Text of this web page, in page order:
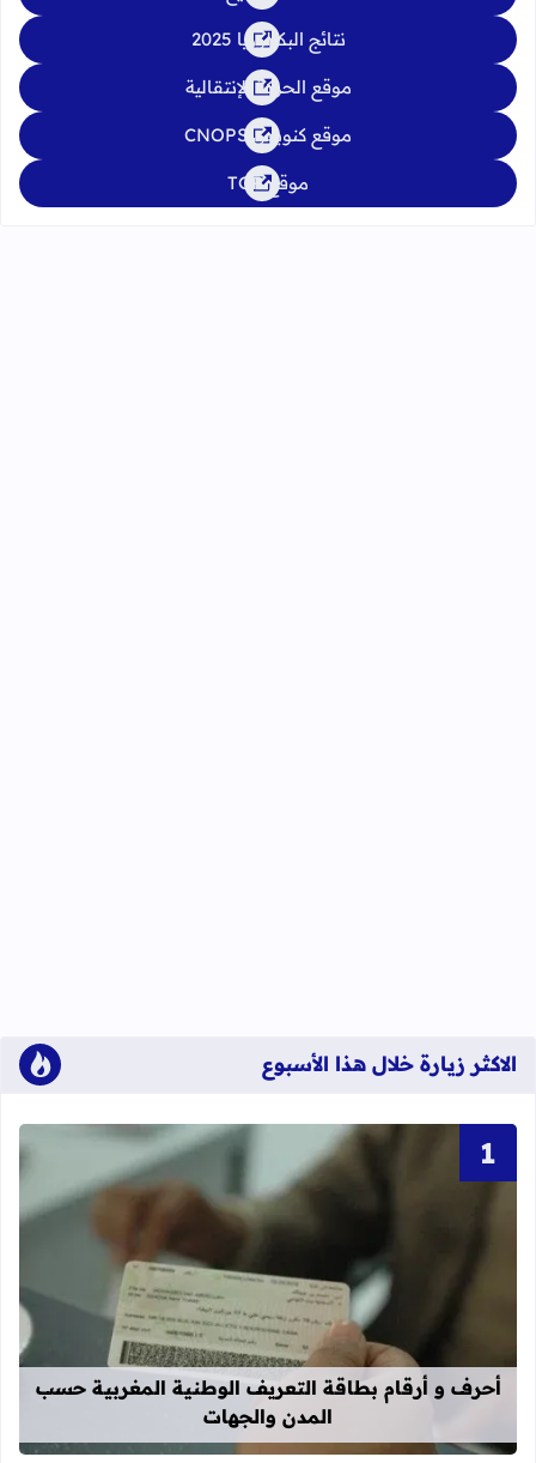
نتائج البكالوريا 2025
موقع الحركة الإنتقالية
موقع كنوبس CNOPS
موقع TGR
الاكثر زيارة خلال هذا الأسبوع
قراءة المزيد عن أحرف و أرقام
أحرف و أرقام بطاقة التعريف الوطنية المغربية حسب
المدن والجهات